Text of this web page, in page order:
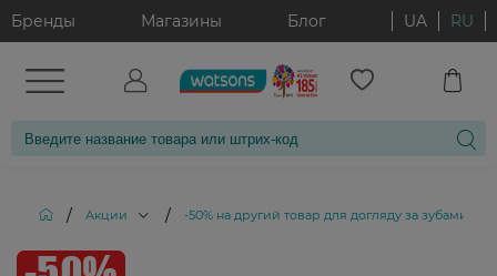
Бренды Магазины Блог UA RU
/ Акции / -50% на другий товар для догляду за зубами